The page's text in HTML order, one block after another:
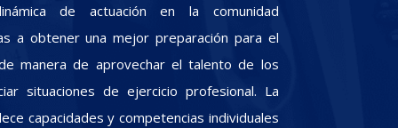
de actuación en la comunidad
a obtener una mejor preparación para el
manera de aprovechar el talento de los
situaciones de ejercicio profesional. La
capacidades y competencias individuales